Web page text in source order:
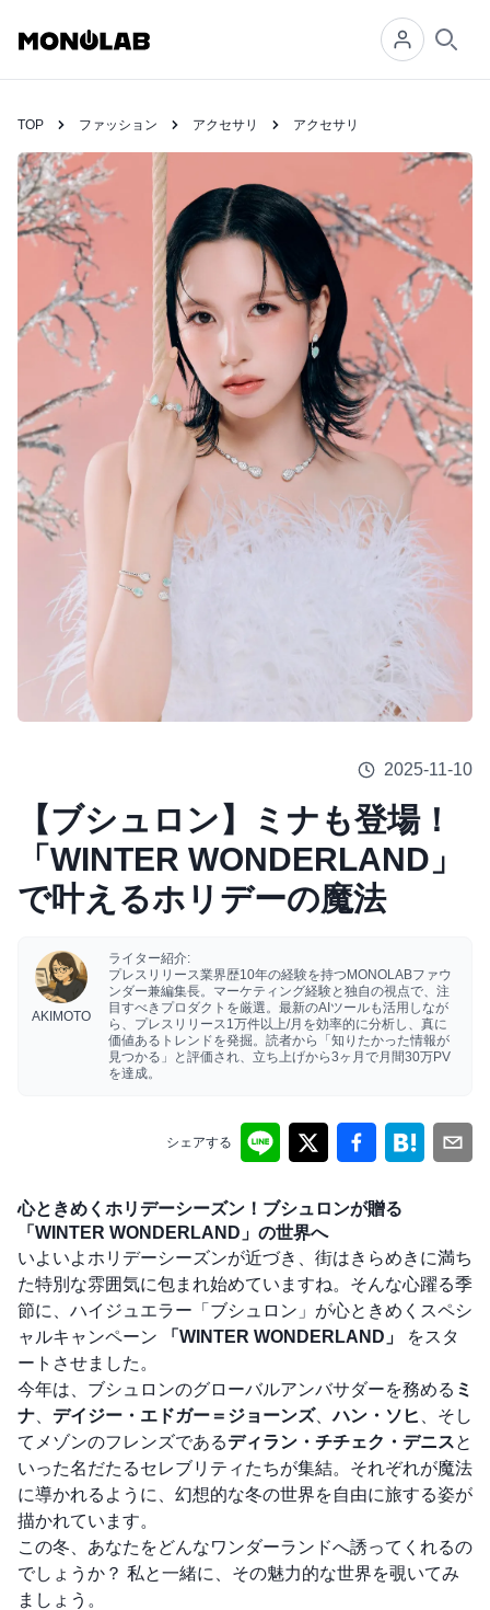
TOP ファッション アクセサリ アクセサリ
2025-11-10
【ブシュロン】ミナも登場！
「WINTER WONDERLAND」
で叶えるホリデーの魔法
AKIMOTO
ライター紹介:
プレスリリース業界歴10年の経験を持つMONOLABファウ
ンダー兼編集長。マーケティング経験と独自の視点で、注
目すべきプロダクトを厳選。最新のAIツールも活用しなが
ら、プレスリリース1万件以上/月を効率的に分析し、真に
価値あるトレンドを発掘。読者から「知りたかった情報が
見つかる」と評価され、立ち上げから3ヶ月で月間30万PV
を達成。
シェアする
心ときめくホリデーシーズン！ブシュロンが贈る
「WINTER WONDERLAND」の世界へ
いよいよホリデーシーズンが近づき、街はきらめきに満ち
た特別な雰囲気に包まれ始めていますね。そんな心躍る季
節に、ハイジュエラー「ブシュロン」が心ときめくスペシ
ャルキャンペーン
「WINTER WONDERLAND」
をスタ
ートさせました。
今年は、ブシュロンのグローバルアンバサダーを務める ミ
ナ
デイジー・エドガー＝ジョーンズ、ハン・ソヒ
、そし
てメゾンのフレンズであるディラン・チチェク・デニスと
いった名だたるセレブリティたちが集結。それぞれが魔法
に導かれるように、幻想的な冬の世界を自由に旅する姿が
描かれています。
この冬、あなたをどんなワンダーランドへ誘ってくれるの
でしょうか？ 私と一緒に、その魅力的な世界を覗いてみ
ましょう。